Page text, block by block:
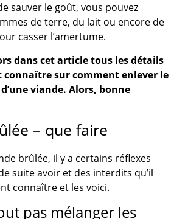
sauver le goût, vous pouvez
de terre, du lait ou encore de
casser l’amertume.
dans cet article tous les détails
connaître sur comment enlever le
viande. Alors, bonne
– que faire
brûlée, il y a certains réflexes
suite avoir et des interdits qu’il
connaître et les voici.
pas mélanger les